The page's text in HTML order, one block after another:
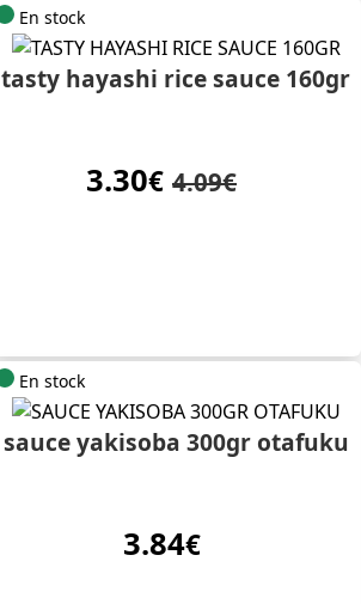
En stock
tasty hayashi rice sauce 160gr
3.30€ 4.09€
En stock
sauce yakisoba 300gr otafuku
3.84€